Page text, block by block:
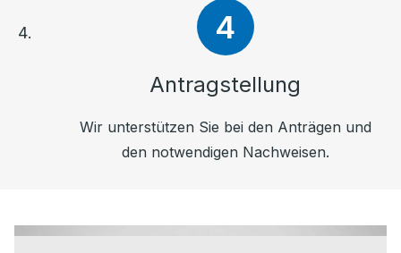
Antragstellung
Wir unterstützen Sie bei den Anträgen und
den notwendigen Nachweisen.